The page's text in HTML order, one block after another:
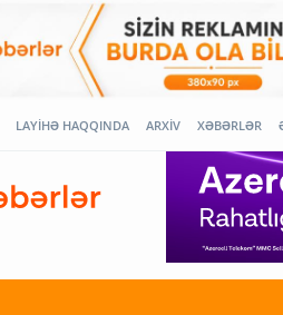
LAYİHƏ HAQQINDA ARXİV XƏBƏRLƏR